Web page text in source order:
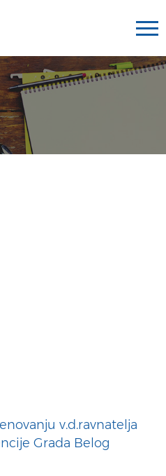
v.d.ravnatelja
Grada Belog